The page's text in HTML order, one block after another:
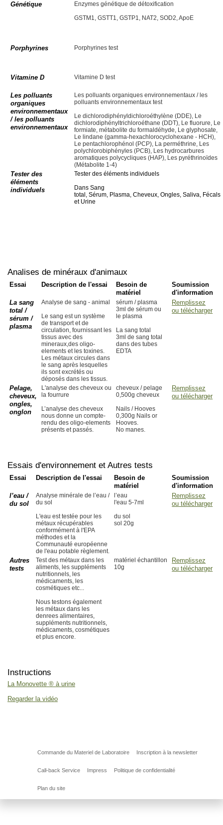
Génétique
Enzymes génétique de détoxification
GSTM1, GSTT1, GSTP1, NAT2, SOD2, ApoE
Porphyrines Porphyrines test
Vitamine D Vitamine D test
Les polluants
organiques
environnementaux
/ les polluants
environnementaux
Les polluants organiques environnementaux / les
polluants environnementaux test
Le dichlorodiphényldichloroéthylène (DDE), Le
dichlorodiphényltrichloroéthane (DDT), Le fluorure, Le
formiate, métabolite du formaldéhyde, Le glyphosate,
Le lindane (gamma-hexachlorocyclohexane - HCH),
Le pentachlorophénol (PCP), La perméthrine, Les
polychlorobiphényles (PCB), Les hydrocarbures
aromatiques polycycliques (HAP), Les pyréthrinoïdes
(Métabolite 1-4)
Tester des
éléments
individuels
Tester des éléments individuels
Dans Sang
total, Sérum, Plasma, Cheveux, Ongles, Saliva, Fécals
et Urine
Analises de minéraux d'animaux
Essai Description de l'essai
Besoin de
matériel
Soumission
d'information
La sang
total /
sérum /
plasma
Analyse de sang - animal
Le sang est un système
de transport et de
circulation, fournissant les
tissus avec des
mineraux,des oligo-
elements et les toxines.
Les métaux circules dans
le sang après lesquelles
ils sont excrétés ou
déposés dans les tissus.
sérum / plasma
3ml de sérum ou
le plasma
La sang total
3ml de sang total
dans des tubes
EDTA
Remplissez
ou télécharger
Pelage,
cheveux,
ongles,
onglon
L'analyse des cheveux ou
la fourrure
L’analyse des cheveux
nous donne un compte-
rendu des oligo-elements
présents et passés.
cheveux / pelage
0,500g cheveux
Nails / Hooves
0,300g Nails or
Hooves.
No manes.
Remplissez
ou télécharger
Essais d'environnement et Autres tests
Essai Description de l'essai
Besoin de
matériel
Soumission
d'information
l’eau /
du sol
Analyse minérale de l’eau /
du sol
L'eau est testée pour les
métaux récupérables
conformément à l'EPA
méthodes et la
Communauté européenne
de l'eau potable règlement.
l’eau
l'eau 5-7ml
du sol
sol 20g
Remplissez
ou télécharger
Autres
tests
Test des métaux dans les
aliments, les suppléments
nutritionnels, les
médicaments, les
cosmétiques etc...
Nous testons également
les métaux dans les
denrees alimentaires,
suppléments nutritionnels,
médicaments, cosmétiques
et plus encore.
matériel échantillon
10g
Remplissez
ou télécharger
Instructions
La Monovette ® à urine
Regarder la vidéo
Commande du Materiel de Laboratoire Inscription à la newsletter
Call-back Service Impress Politique de confidentialité
Plan du site